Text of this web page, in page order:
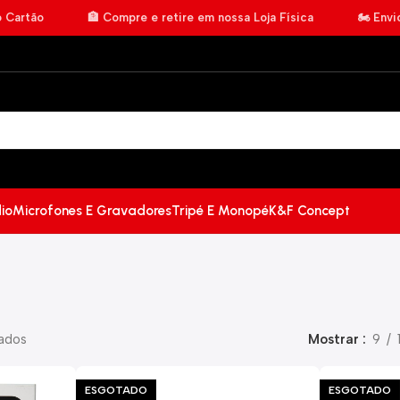
Microfones E GravadoresTripé E MonopéK&F Concept
Mostrar 9
ESGOTADO ESGOTADO
Cartão 🏦 Compre e retire em nossa Loja Física 🏍️